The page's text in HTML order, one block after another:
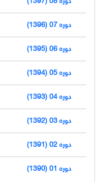
دوره 07 (1396)
دوره 06 (1395)
دوره 05 (1394)
دوره 04 (1393)
دوره 03 (1392)
دوره 02 (1391)
دوره 01 (1390)